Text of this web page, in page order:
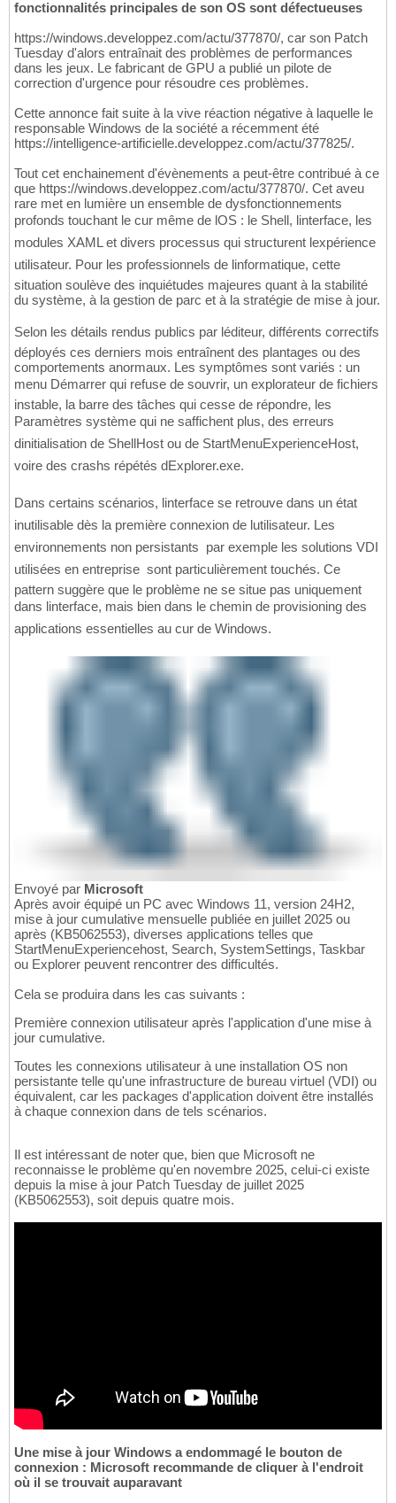
fonctionnalités principales de son OS sont défectueuses
https://windows.developpez.com/actu/377870/, car son Patch
Tuesday d'alors entraînait des problèmes de performances
dans les jeux. Le fabricant de GPU a publié un pilote de
correction d'urgence pour résoudre ces problèmes.
Cette annonce fait suite à la vive réaction négative à laquelle le
responsable Windows de la société a récemment été
https://intelligence-artificielle.developpez.com/actu/377825/.
Tout cet enchainement d'évènements a peut-être contribué à ce
que https://windows.developpez.com/actu/377870/. Cet aveu
rare met en lumière un ensemble de dysfonctionnements
profonds touchant le cur même de lOS : le Shell, linterface, les
modules XAML et divers processus qui structurent lexpérience
utilisateur. Pour les professionnels de linformatique, cette
situation soulève des inquiétudes majeures quant à la stabilité
du système, à la gestion de parc et à la stratégie de mise à jour.
Selon les détails rendus publics par léditeur, différents correctifs
déployés ces derniers mois entraînent des plantages ou des
comportements anormaux. Les symptômes sont variés : un
menu Démarrer qui refuse de souvrir, un explorateur de fichiers
instable, la barre des tâches qui cesse de répondre, les
Paramètres système qui ne saffichent plus, des erreurs
dinitialisation de ShellHost ou de StartMenuExperienceHost,
voire des crashs répétés dExplorer.exe.
Dans certains scénarios, linterface se retrouve dans un état
inutilisable dès la première connexion de lutilisateur. Les
environnements non persistants  par exemple les solutions VDI
utilisées en entreprise  sont particulièrement touchés. Ce
pattern suggère que le problème ne se situe pas uniquement
dans linterface, mais bien dans le chemin de provisioning des
applications essentielles au cur de Windows.
Envoyé par Microsoft
Après avoir équipé un PC avec Windows 11, version 24H2,
mise à jour cumulative mensuelle publiée en juillet 2025 ou
après (KB5062553), diverses applications telles que
StartMenuExperiencehost, Search, SystemSettings, Taskbar
ou Explorer peuvent rencontrer des difficultés.
Cela se produira dans les cas suivants :
Première connexion utilisateur après l'application d'une mise à
jour cumulative.
Toutes les connexions utilisateur à une installation OS non
persistante telle qu'une infrastructure de bureau virtuel (VDI) ou
équivalent, car les packages d'application doivent être installés
à chaque connexion dans de tels scénarios.
Il est intéressant de noter que, bien que Microsoft ne
reconnaisse le problème qu'en novembre 2025, celui-ci existe
depuis la mise à jour Patch Tuesday de juillet 2025
(KB5062553), soit depuis quatre mois.
Une mise à jour Windows a endommagé le bouton de
connexion : Microsoft recommande de cliquer à l'endroit
où il se trouvait auparavant